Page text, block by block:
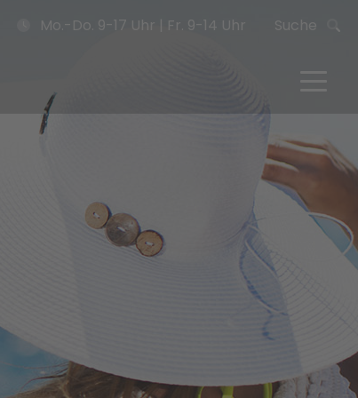
Mo.-Do. 9-17 Uhr | Fr. 9-14 Uhr Suche